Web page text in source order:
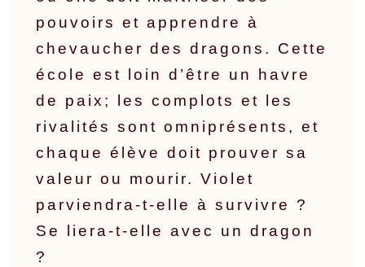
pouvoirs et apprendre à
chevaucher des dragons. Cette
école est loin d’être un havre
de paix; les complots et les
rivalités sont omniprésents, et
chaque élève doit prouver sa
valeur ou mourir. Violet
parviendra-t-elle à survivre ?
Se liera-t-elle avec un dragon
?